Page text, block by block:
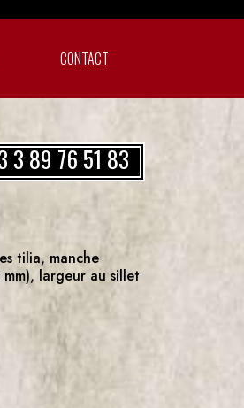
CONTACT
3 89 76 51 83
tilia, manche
largeur au sillet